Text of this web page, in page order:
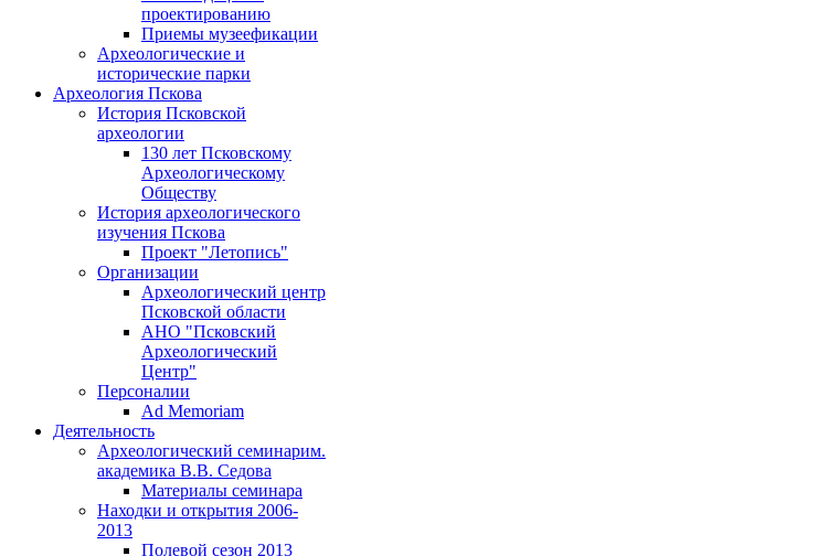
проектированию
Приемы музеефикации
Археологические и
исторические парки
Археология Пскова
История Псковской
археологии
130 лет Псковскому
Археологическому
Обществу
История археологического
изучения Пскова
Проект "Летопись"
Организации
Археологический центр
Псковской области
АНО "Псковский
Археологический
Центр"
Персоналии
Ad Memoriam
Деятельность
Археологический семинарим.
академика В.В. Седова
Материалы семинара
Находки и открытия 2006-
2013
Полевой сезон 2013